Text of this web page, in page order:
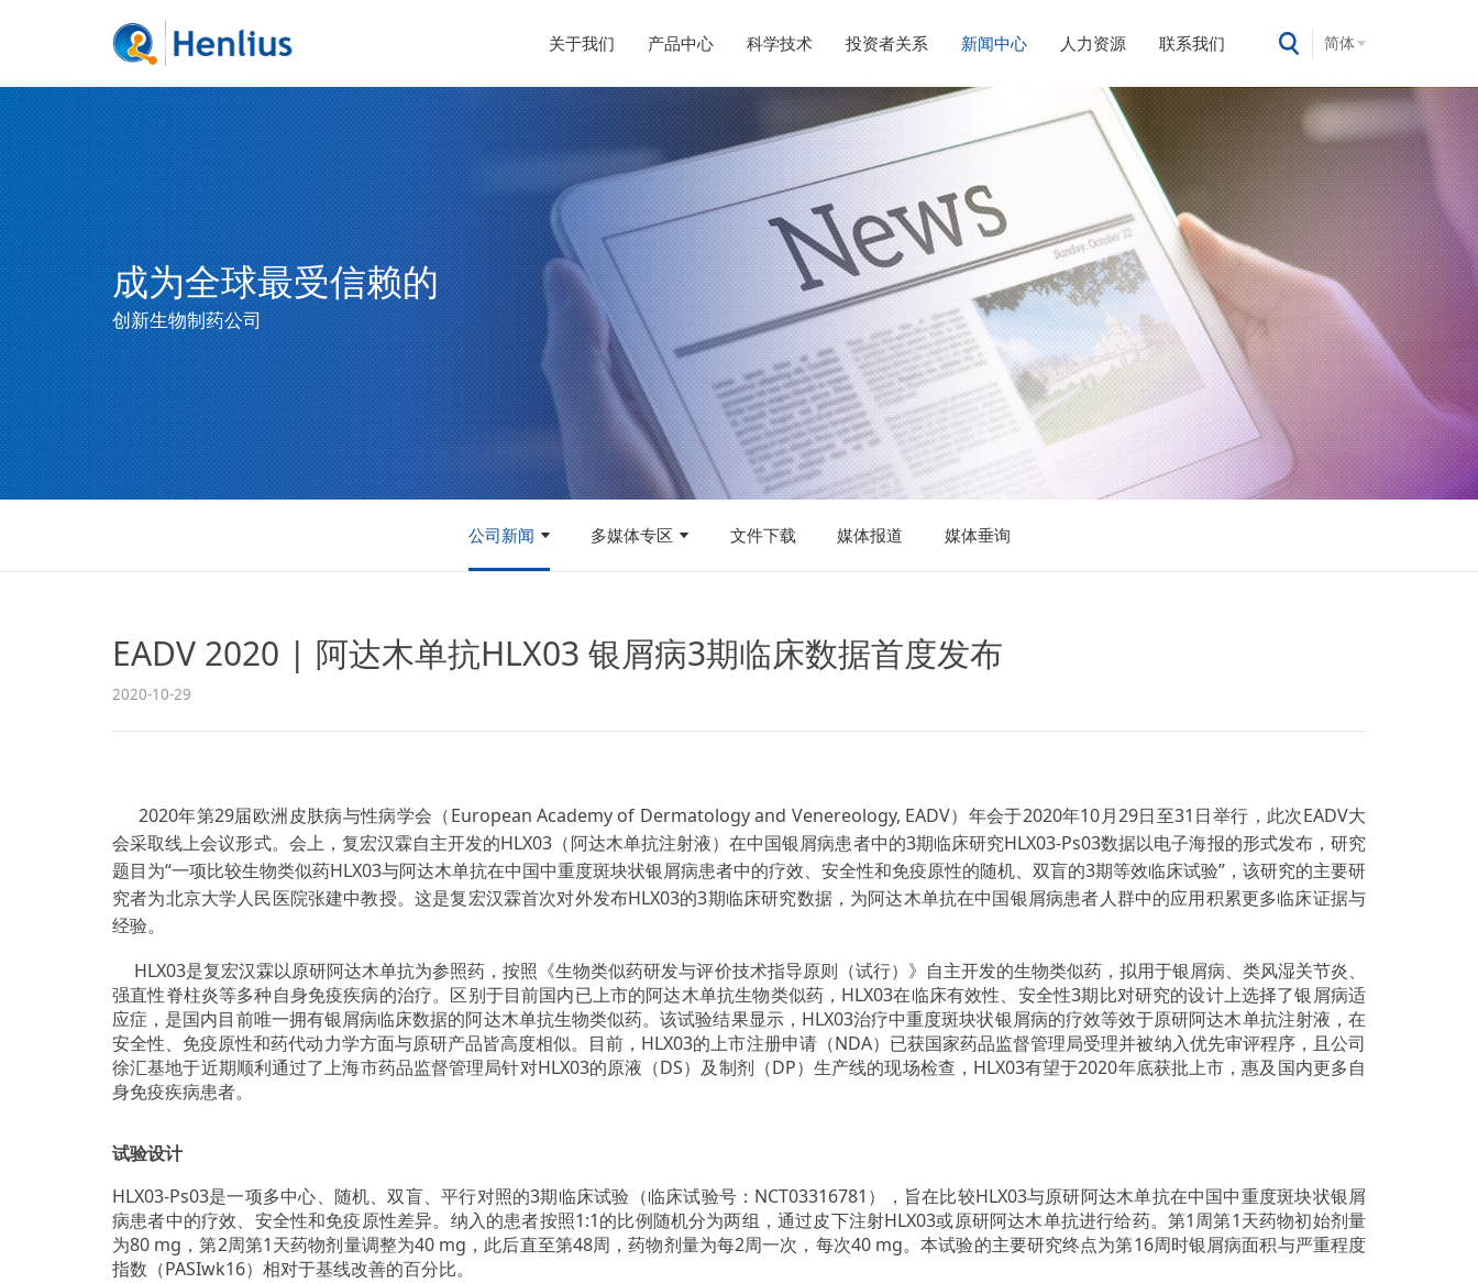
关于我们 产品中心 科学技术 投资者关系 新闻中心 人力资源 联系我们 简体
成为全球最受信赖的
创新生物制药公司
公司新闻 多媒体专区 文件下载 媒体报道 媒体垂询
EADV 2020 | 阿达木单抗HLX03 银屑病3期临床数据首度发布
2020-10-29
2020年第29届欧洲皮肤病与性病学会（European Academy of Dermatology and Venereology, EADV）年会于2020年10月29日至31日举行，此次EADV大
会采取线上会议形式。会上，复宏汉霖自主开发的HLX03（阿达木单抗注射液）在中国银屑病患者中的3期临床研究HLX03-Ps03数据以电子海报的形式发布，研究
题目为“一项比较生物类似药HLX03与阿达木单抗在中国中重度斑块状银屑病患者中的疗效、安全性和免疫原性的随机、双盲的3期等效临床试验”，该研究的主要研
究者为北京大学人民医院张建中教授。这是复宏汉霖首次对外发布HLX03的3期临床研究数据，为阿达木单抗在中国银屑病患者人群中的应用积累更多临床证据与
经验。
HLX03是复宏汉霖以原研阿达木单抗为参照药，按照《生物类似药研发与评价技术指导原则（试行）》自主开发的生物类似药，拟用于银屑病、类风湿关节炎、
强直性脊柱炎等多种自身免疫疾病的治疗。区别于目前国内已上市的阿达木单抗生物类似药，HLX03在临床有效性、安全性3期比对研究的设计上选择了银屑病适
应症，是国内目前唯一拥有银屑病临床数据的阿达木单抗生物类似药。该试验结果显示，HLX03治疗中重度斑块状银屑病的疗效等效于原研阿达木单抗注射液，在
安全性、免疫原性和药代动力学方面与原研产品皆高度相似。目前，HLX03的上市注册申请（NDA）已获国家药品监督管理局受理并被纳入优先审评程序，且公司
徐汇基地于近期顺利通过了上海市药品监督管理局针对HLX03的原液（DS）及制剂（DP）生产线的现场检查，HLX03有望于2020年底获批上市，惠及国内更多自
身免疫疾病患者。
试验设计
HLX03-Ps03是一项多中心、随机、双盲、平行对照的3期临床试验（临床试验号：NCT03316781），旨在比较HLX03与原研阿达木单抗在中国中重度斑块状银屑
病患者中的疗效、安全性和免疫原性差异。纳入的患者按照1:1的比例随机分为两组，通过皮下注射HLX03或原研阿达木单抗进行给药。第1周第1天药物初始剂量
为80 mg，第2周第1天药物剂量调整为40 mg，此后直至第48周，药物剂量为每2周一次，每次40 mg。本试验的主要研究终点为第16周时银屑病面积与严重程度
指数（PASIwk16）相对于基线改善的百分比。